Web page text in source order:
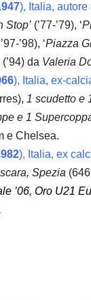
), Italia, autore
Stop’ (’77-’79), ‘
’98), ‘Piazza
(’94) da Valeria
), Italia, ex-
1 scudetto e
e 1
e Chelsea.
), Italia, ex
Spezia
’06, Oro U21